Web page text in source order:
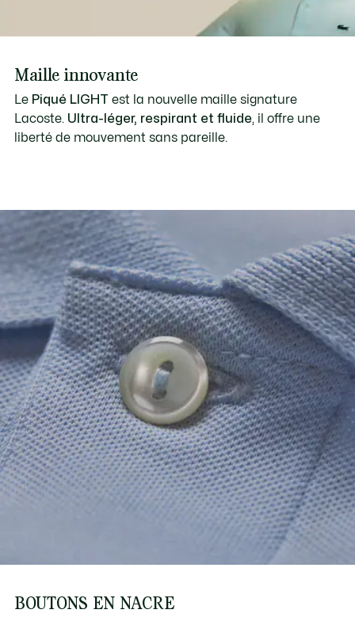
Maille innovante
Le Piqué LIGHT est la nouvelle maille signature
Lacoste. Ultra-léger, respirant et fluide, il offre une
liberté de mouvement sans pareille.
BOUTONS EN NACRE